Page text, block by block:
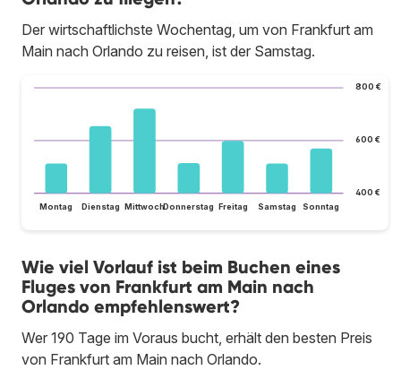
Der wirtschaftlichste Wochentag, um von Frankfurt am
Main nach Orlando zu reisen, ist der Samstag.
400 €
600 €
800 €
Montag Dienstag MittwochDonnerstag Freitag Samstag Sonntag
Wie viel Vorlauf ist beim Buchen eines
Fluges von Frankfurt am Main nach
Orlando empfehlenswert?
Wer 190 Tage im Voraus bucht, erhält den besten Preis
von Frankfurt am Main nach Orlando.